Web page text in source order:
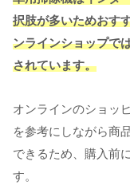
択肢が多いためおす
ンラインショップで
されています。
オンラインのショッ
を参考にしながら商
できるため、購入前
す。